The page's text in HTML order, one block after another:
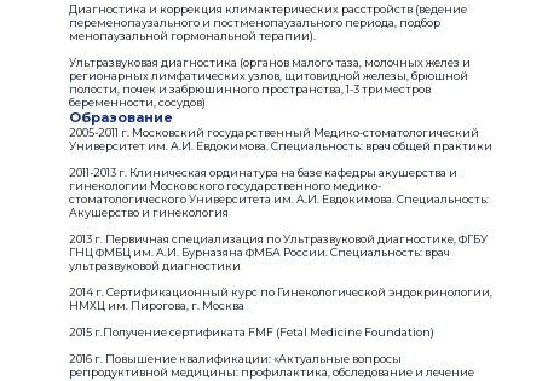
Диагностика и коррекция климактерических расстройств (ведение
переменопаузального и постменопаузального периода, подбор
менопаузальной гормональной терапии).
Ультразвуковая диагностика (органов малого таза, молочных желез и
регионарных лимфатических узлов, щитовидной железы, брюшной
полости, почек и забрюшинного пространства, 1-3 триместров
беременности, сосудов)
Образование
2005-2011 г. Московский государственный Медико-стоматологический
Университет им. А.И. Евдокимова. Специальность: врач общей практики
2011-2013 г. Клиническая ординатура на базе кафедры акушерства и
гинекологии Московского государственного медико-
стоматологического Университета им. А.И. Евдокимова. Специальность:
Акушерство и гинекология
2013 г. ​Первичная специализация по Ультразвуковой диагностике, ФГБУ
ГНЦ ФМБЦ им. А.И. Бурназяна ФМБА России. Специальность: врач
ультразвуковой диагностики
2014 г. Сертификационный курс по Гинекологической эндокринологии,
НМХЦ им. Пирогова, г. Москва
2015 г.​Получение сертификата FMF (Fetal Medicine Foundation)
2016 г. ​Повышение квалификации: «Актуальные вопросы
репродуктивной медицины: профилактика, обследование и лечение